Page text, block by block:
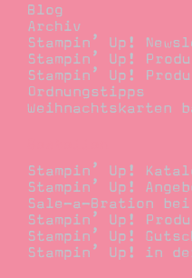
Blog
Archiv
Stampin’ Up!
Stampin’ Up!
Stampin’ Up!
Ordnungstipps
Weihnachtskarten
Stampin’ Up!
Stampin’ Up!
Sale-a-Bration bei
Stampin’ Up!
Stampin’ Up!
Stampin’ Up! in